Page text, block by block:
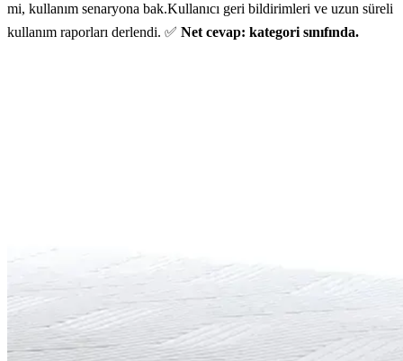
mi, kullanım senaryona bak.Kullanıcı geri bildirimleri ve uzun süreli
kullanım raporları derlendi. ✅ Net cevap: kategori sınıfında.